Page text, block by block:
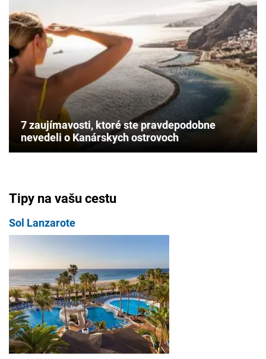
7 zaujímavosti, ktoré ste pravdepodobne
nevedeli o Kanárskych ostrovoch
Tipy na vašu cestu
Sol Lanzarote